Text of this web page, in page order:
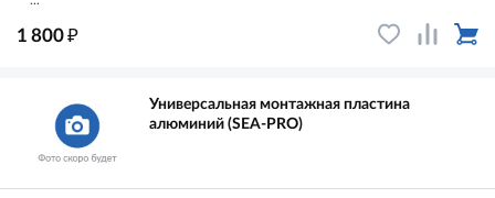
1 800₽
Универсальная монтажная пластина
алюминий (SEA-PRO)